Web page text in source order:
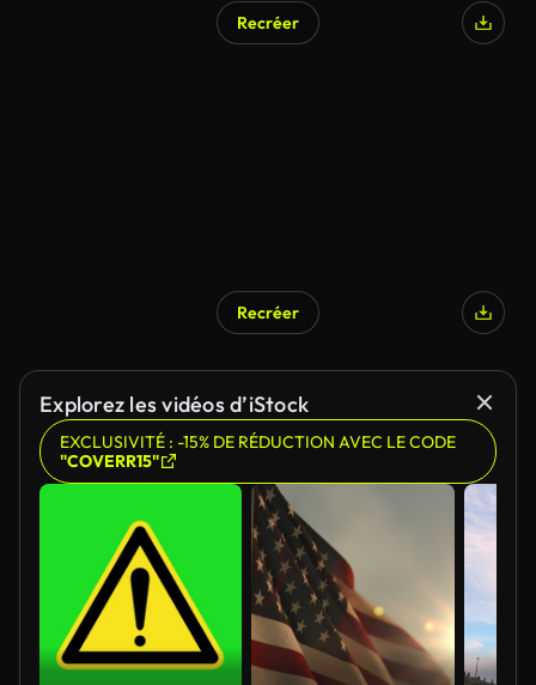
Recréer
Recréer
Explorez les vidéos d’iStock
EXCLUSIVITÉ : -15% DE RÉDUCTION AVEC LE CODE
"COVERR15"